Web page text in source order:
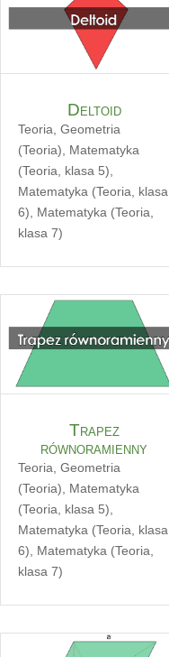
Deltoid
Teoria, Geometria
(Teoria), Matematyka
(Teoria, klasa 5),
Matematyka (Teoria, klasa
6), Matematyka (Teoria,
klasa 7)
Trapez
równoramienny
Teoria Geometria
(Teoria)
Matematyka
(Teoria, klasa 5)
Matematyka (Teoria, klasa
6)
Matematyka (Teoria,
klasa 7)